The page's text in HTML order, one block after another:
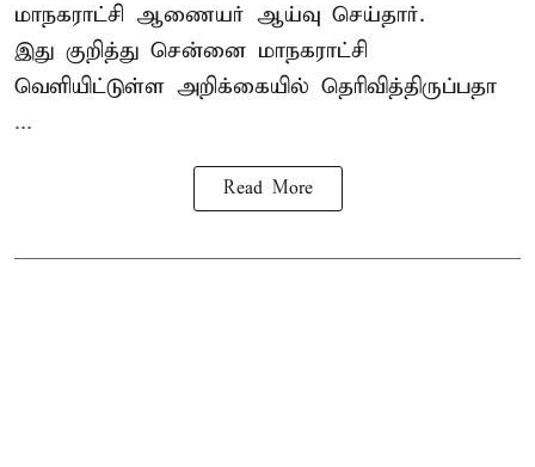
மாநகராட்சி ஆணையர் ஆய்வு செய்தார்.
இது குறித்து சென்னை மாநகராட்சி
வெளியிட்டுள்ள அறிக்கையில் தெரிவித்திருப்பதா
...
Read More